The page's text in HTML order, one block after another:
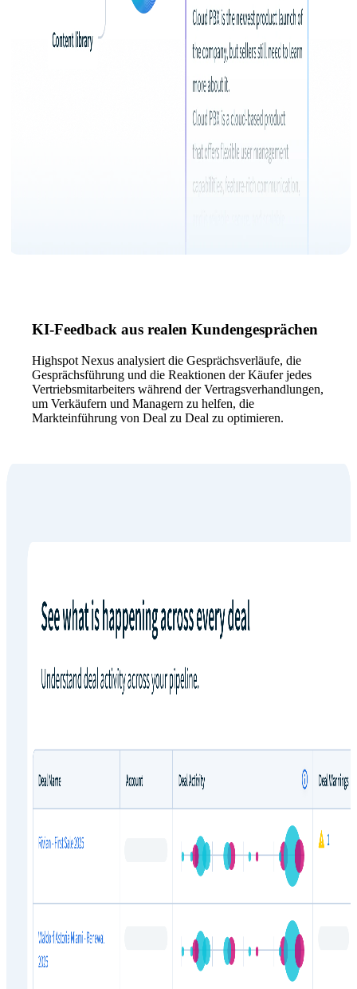
KI-Feedback aus realen Kundengesprächen
Highspot Nexus analysiert die Gesprächsverläufe, die
Gesprächsführung und die Reaktionen der Käufer jedes
Vertriebsmitarbeiters während der Vertragsverhandlungen,
um Verkäufern und Managern zu helfen, die
Markteinführung von Deal zu Deal zu optimieren.